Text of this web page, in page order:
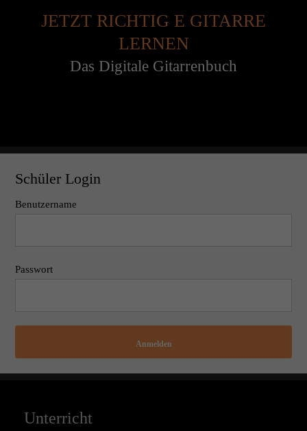
JETZT RICHTIG E GITARRE
LERNEN
Das Digitale Gitarrenbuch
Schüler Login
Benutzername
Passwort
Anmelden
Unterricht